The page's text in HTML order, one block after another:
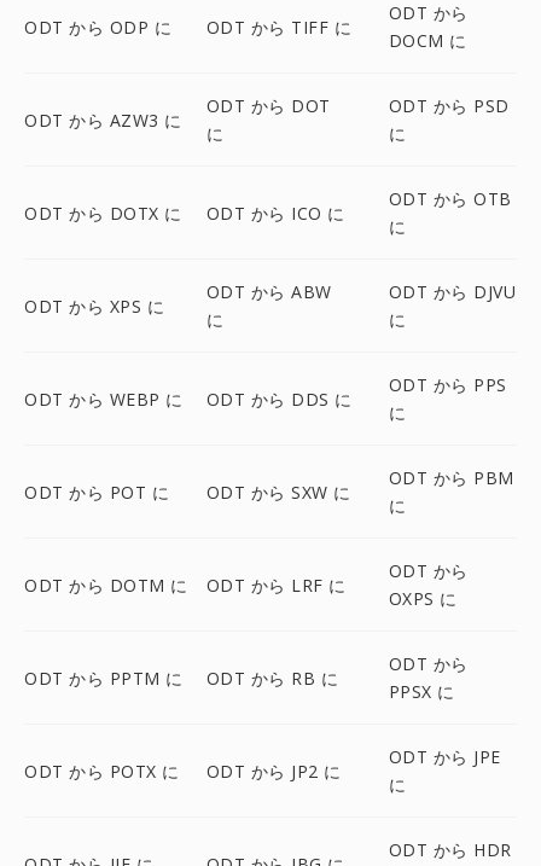
ODT から ODP に ODT から TIFF に
ODT から
DOCM に
ODT から AZW3 に
ODT から DOT
に
ODT から PSD
に
ODT から DOTX に ODT から ICO に
ODT から OTB
に
ODT から XPS に
ODT から ABW
に
ODT から DJVU
に
ODT から WEBP に ODT から DDS に
ODT から PPS
に
ODT から POT に ODT から SXW に
ODT から PBM
に
ODT から DOTM に ODT から LRF に
ODT から
OXPS に
ODT から PPTM に ODT から RB に
ODT から
PPSX に
ODT から POTX に ODT から JP2 に
ODT から JPE
に
ODT から HDR